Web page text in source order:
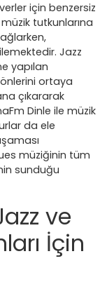
için benzersiz
tutkunlarına
Jazz
yapılan
ortaya
çıkararak
Dinle ile müzik
da ele
müziğinin tüm
sunduğu
ve
İçin